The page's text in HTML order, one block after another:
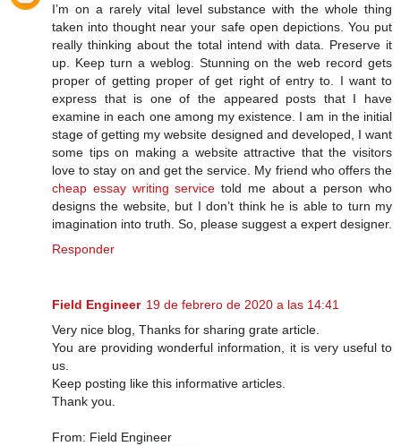
I’m on a rarely vital level substance with the whole thing
taken into thought near your safe open depictions. You put
really thinking about the total intend with data. Preserve it
up. Keep turn a weblog. Stunning on the web record gets
proper of getting proper of get right of entry to. I want to
express that is one of the appeared posts that I have
examine in each one among my existence. I am in the initial
stage of getting my website designed and developed, I want
some tips on making a website attractive that the visitors
love to stay on and get the service. My friend who offers the
cheap essay writing service told me about a person who
designs the website, but I don’t think he is able to turn my
imagination into truth. So, please suggest a expert designer.
Responder
Field Engineer 19 de febrero de 2020 a las 14:41
Very nice blog, Thanks for sharing grate article.
You are providing wonderful information, it is very useful to
us.
Keep posting like this informative articles.
Thank you.
From: Field Engineer